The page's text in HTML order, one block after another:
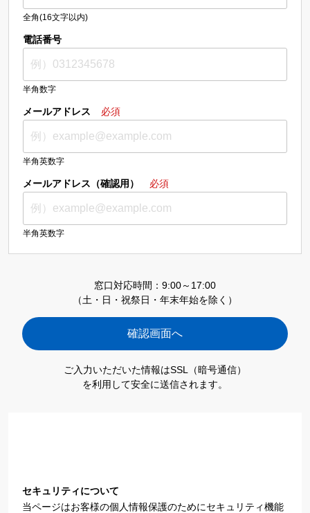
全角(16文字以内)
電話番号
半角数字
メールアドレス 必須
半角英数字
メールアドレス（確認用） 必須
半角英数字
窓口対応時間：9:00～17:00
（土・日・祝祭日・年末年始を除く）
ご入力いただいた情報はSSL（暗号通信）
を利用して安全に送信されます。
セキュリティについて
当ページはお客様の個人情報保護のためにセキュリティ機能